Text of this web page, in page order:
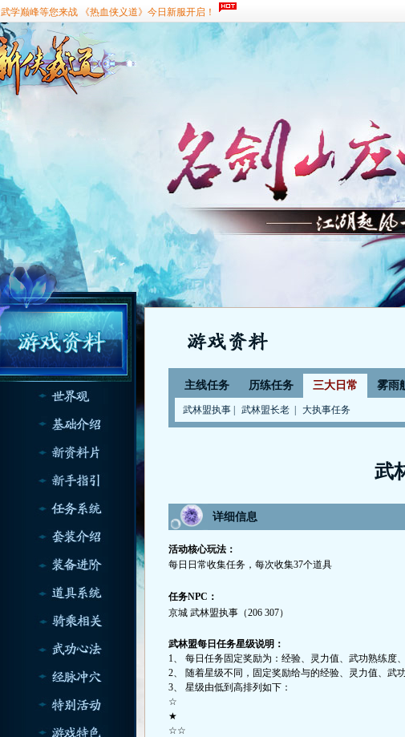
武学巅峰等您来战 《热血侠义道》今日新服开启！
主线任务 历练任务 三大日常 雾雨
武林盟执事 武林盟长老 大执事任务
武
详细信息
活动核心玩法：
每日日常收集任务，每次收集37个道具
任务NPC ：
京城 武林盟执事（206 307）
武林盟每日任务星级说明：
1、
每日任务固定奖励为：经验、灵力值、武功熟练度
2、
随着星级不同，固定奖励给与的经验、灵力值、武
3、
星级由低到高排列如下：
☆
★
☆☆